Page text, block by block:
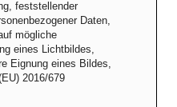
feststellender
Daten,
mögliche
eines Lichtbildes,
Eignung eines Bildes,
2016/679